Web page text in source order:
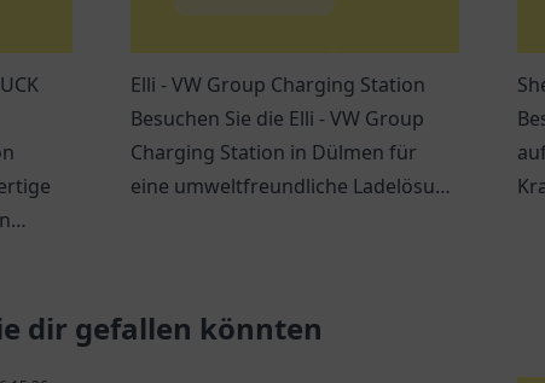
Elli - VW Group Charging Station
Besuchen Sie die Elli - VW Group
Charging Station in Dülmen für
eine umweltfreundliche Ladelösung
dir gefallen könnten